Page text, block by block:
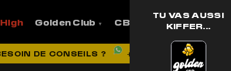
Golden Club CBD Pro Aide et
OFFERTE EN FRANCE
DE CONSEILS ? +33 7 56 93 14 20
+ DE 1700 AVIS
TU VAS AUSSI
KIFFER...